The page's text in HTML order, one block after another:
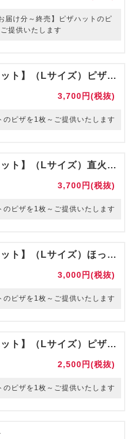
届け分～終売】ピザハットのピ
提供いたします
【ピザハット】（Lサイズ）ピザハットミックス
3,700円(税抜)
のピザを1枚～ご提供いたします
【ピザハット】（Lサイズ）直火焼テリマヨチキン
3,700円(税抜)
のピザを1枚～ご提供いたします
【ピザハット】（Lサイズ）ほっくりポテマヨソーセージ
3,000円(税抜)
のピザを1枚～ご提供いたします
【ピザハット】（Lサイズ）ピザハット・マルゲリータ
2,500円(税抜)
のピザを1枚～ご提供いたします